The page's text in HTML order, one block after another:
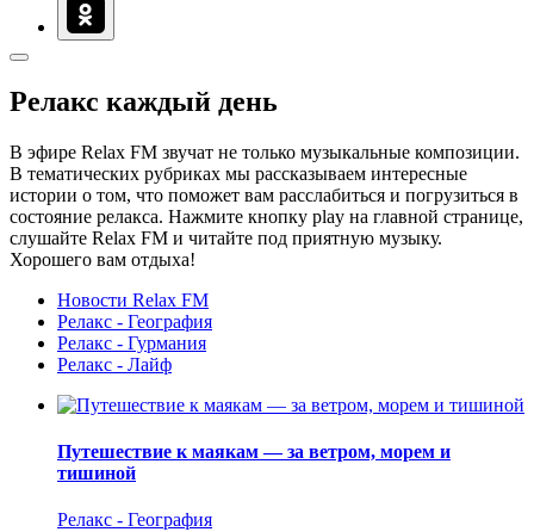
Релакс каждый день
В эфире Relax FM звучат не только музыкальные композиции.
В тематических рубриках мы рассказываем интересные
истории о том, что поможет вам расслабиться и погрузиться в
состояние релакса. Нажмите кнопку play на главной странице,
слушайте Relax FM и читайте под приятную музыку.
Хорошего вам отдыха!
Новости Relax FM
Релакс - География
Релакс - Гурмания
Релакс - Лайф
Путешествие к маякам — за ветром, морем и
тишиной
Релакс - География